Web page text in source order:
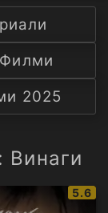
2025
Винаги
IMDb
5.6